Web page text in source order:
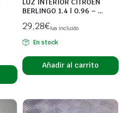
BERLINGO 1.4 | 0.96 – …
29,28€Iva incluido
En stock
Añadir al carrito